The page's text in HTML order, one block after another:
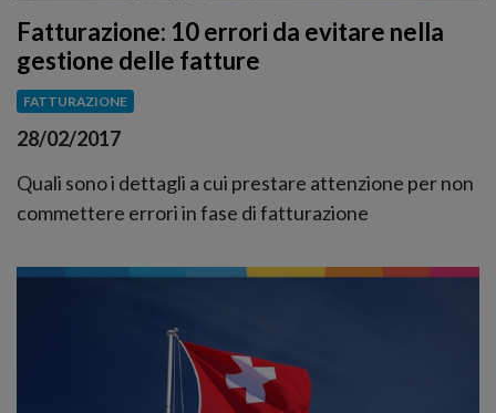
Fatturazione: 10 errori da evitare nella
gestione delle fatture
FATTURAZIONE
28/02/2017
Quali sono i dettagli a cui prestare attenzione per non
commettere errori in fase di fatturazione